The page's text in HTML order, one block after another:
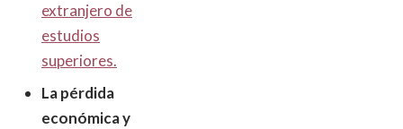
extranjero de
estudios
superiores.
La pérdida
económica y